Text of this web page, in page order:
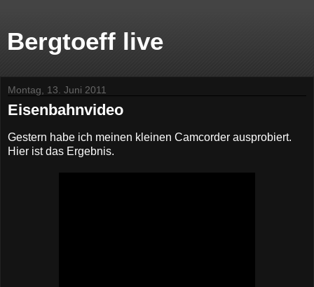
Bergtoeff live
Montag, 13. Juni 2011
Eisenbahnvideo
Gestern habe ich meinen kleinen Camcorder ausprobiert.
Hier ist das Ergebnis.